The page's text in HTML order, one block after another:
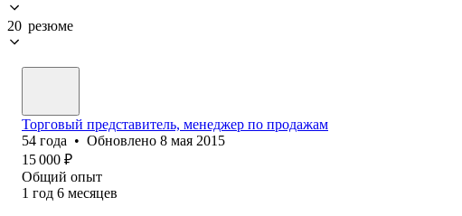
20 резюме
Торговый представитель, менеджер по продажам
54 года • Обновлено 8 мая 2015
15 000 ₽
Общий опыт
1 год 6 месяцев